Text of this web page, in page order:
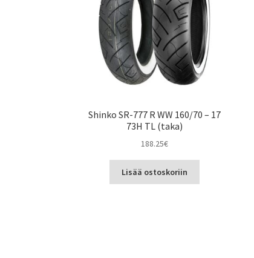
Shinko SR-777 R WW 160/70 – 17
73H TL (taka)
188.25€
Lisää ostoskoriin